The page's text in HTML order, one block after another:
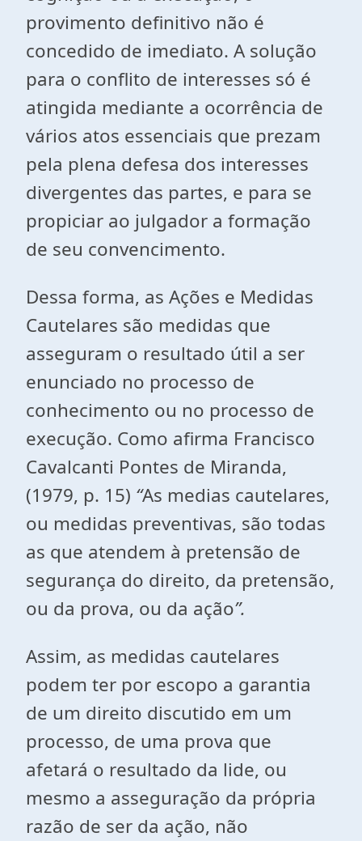
provimento definitivo não é
concedido de imediato. A solução
para o conflito de interesses só é
atingida mediante a ocorrência de
vários atos essenciais que prezam
pela plena defesa dos interesses
divergentes das partes, e para se
propiciar ao julgador a formação
de seu convencimento.
Dessa forma, as Ações e Medidas
Cautelares são medidas que
asseguram o resultado útil a ser
enunciado no processo de
conhecimento ou no processo de
execução. Como afirma Francisco
Cavalcanti Pontes de Miranda,
(1979, p. 15) “As medias cautelares,
ou medidas preventivas, são todas
as que atendem à pretensão de
segurança do direito, da pretensão,
ou da prova, ou da ação”.
Assim, as medidas cautelares
podem ter por escopo a garantia
de um direito discutido em um
processo, de uma prova que
afetará o resultado da lide, ou
mesmo a asseguração da própria
razão de ser da ação, não